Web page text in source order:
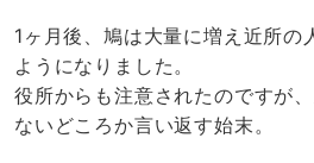
1ヶ月後、鳩は大量に増え近所の
ようになりました。
役所からも注意されたのですが
ないどころか言い返す始末。